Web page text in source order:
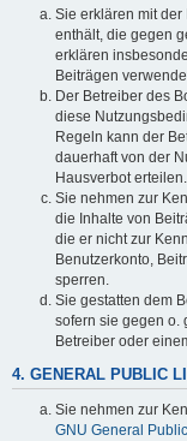
Sie erklären mit
enthält, die gegen
erklären
Beiträgen
Der Betreiber des
diese
Regeln kann der
dauerhaft von der
Hausverbot erteilen.
Sie nehmen zur
die Inhalte von
die er nicht zur
Benutzerkonto,
sperren.
Sie gestatten dem
sofern sie gegen o.
Betreiber oder
4. GENERAL PUBLIC
Sie nehmen zur
GNU General